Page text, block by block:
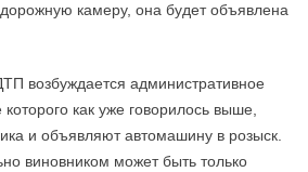
камеру, она будет объявлена
возбуждается административное
как уже говорилось выше,
и объявляют автомашину в розыск.
виновником может быть только